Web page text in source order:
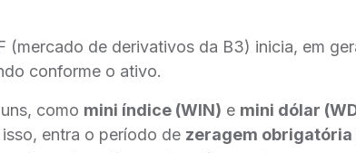
(mercado de derivativos da B3) inicia, em
conforme o ativo.
como mini índice (WIN) e mini dólar
entra o período de zeragem obrigatória